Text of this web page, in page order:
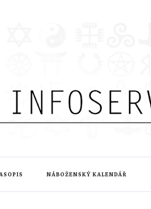
NÁBOŽENSKÝ KALENDÁŘ